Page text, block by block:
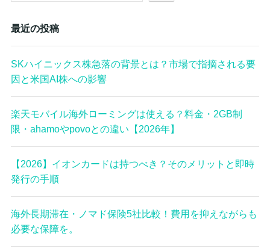
最近の投稿
SKハイニックス株急落の背景とは？市場で指摘される要
因と米国AI株への影響
楽天モバイル海外ローミングは使える？料金・2GB制
限・ahamoやpovoとの違い【2026年】
【2026】イオンカードは持つべき？そのメリットと即時
発行の手順
海外長期滞在・ノマド保険5社比較！費用を抑えながらも
必要な保障を。